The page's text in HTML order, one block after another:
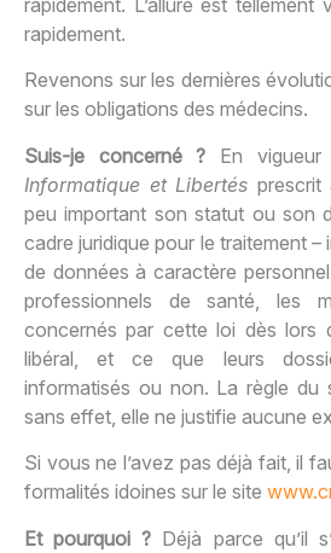
rapidement. L’allure est tellement
rapidement.
Revenons sur les dernières
sur les obligations des médecins.
Suis-je concerné ? En
Informatique et Libertés prescrit
peu important son statut ou son
cadre juridique pour le traitement
de données à caractère
professionnels de santé, les
concernés par cette loi dès lors
libéral, et ce que leurs
informatisés ou non. La règle du
sans effet, elle ne justifie aucune
Si vous ne l’avez pas déjà fait, il
formalités idoines sur le site
Et pourquoi ? Déjà parce qu’il